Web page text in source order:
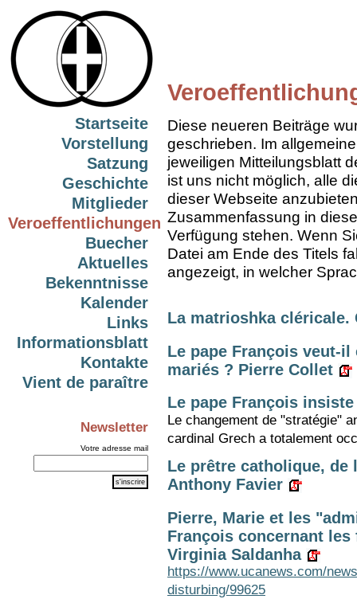
Startseite
Vorstellung
Satzung
Geschichte
Mitglieder
Veroeffentlichungen
Buecher
Aktuelles
Bekenntnisse
Kalender
Links
Informationsblatt
Kontakte
Vient de paraître
Newsletter
Votre adresse mail
Diese neueren Beiträge
geschrieben. Im
jeweiligen Mitteilungsblatt
ist uns nicht möglich, alle
dieser Webseite
Zusammenfassung in
Verfügung stehen. Wenn
Datei am Ende des Titels
angezeigt, in welcher
La matrioshka
Le pape François veut-
mariés ? Pierre Collet
Le pape François
Le changement de "stratégie"
cardinal Grech a totalement
Le prêtre catholique, de
Anthony Favier
Pierre, Marie et les
François concernant
Virginia Saldanha
https://www.ucanews.com/
disturbing/99625